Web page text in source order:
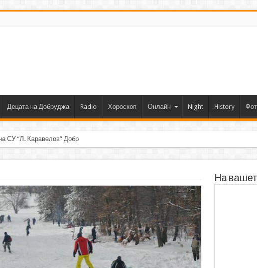
Децата на Добруджа Radio Хороскоп Онлайн Night History
СУ “Л. Каравелов” Добрич с първо място от фор
На